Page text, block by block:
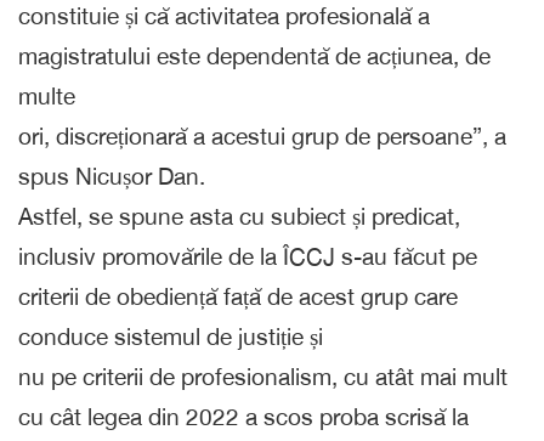
constituie și că activitatea profesională a
magistratului este dependentă de acțiunea, de
multe
ori, discreționară a acestui grup de persoane”, a
spus Nicușor Dan.
Astfel, se spune asta cu subiect și predicat,
inclusiv promovările de la ÎCCJ s-au făcut pe
criterii de obediență față de acest grup care
conduce sistemul de justiție și
nu pe criterii de profesionalism, cu atât mai mult
cu cât legea din 2022 a scos proba scrisă la